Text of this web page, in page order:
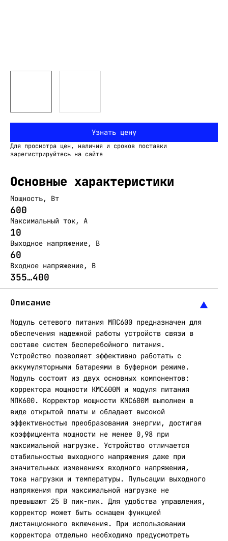
Узнать цену
Для просмотра цен, наличия и сроков поставки
зарегистрируйтесь на сайте
Основные характеристики
Мощность, Вт
600
Максимальный ток, А
10
Выходное напряжение, В
60
Входное напряжение, В
355…400
Описание
Модуль сетевого питания МПС600 предназначен для
обеспечения надежной работы устройств связи в
составе систем бесперебойного питания.
Устройство позволяет эффективно работать с
аккумуляторными батареями в буферном режиме.
Модуль состоит из двух основных компонентов:
корректора мощности КМС600М и модуля питания
МПК600. Корректор мощности КМС600М выполнен в
виде открытой платы и обладает высокой
эффективностью преобразования энергии, достигая
коэффициента мощности не менее 0,98 при
максимальной нагрузке. Устройство отличается
стабильностью выходного напряжения даже при
значительных изменениях входного напряжения,
тока нагрузки и температуры. Пульсации выходного
напряжения при максимальной нагрузке не
превышают 25 В пик-пик. Для удобства управления,
корректор может быть оснащен функцией
дистанционного включения. При использовании
корректора отдельно необходимо предусмотреть